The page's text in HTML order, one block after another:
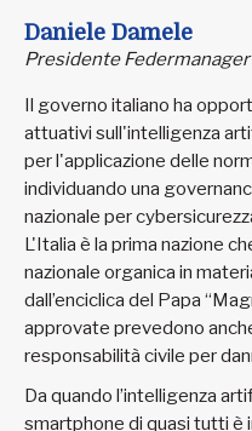
Daniele Damele
Presidente
Il governo italiano ha
attuativi sull'intelligenza
per l'applicazione delle
individuando una
nazionale per
L'Italia è la prima nazione
nazionale organica in
dall’enciclica del Papa
approvate prevedono
responsabilità civile per
Da quando l’intelligenza
smartphone di quasi tutti è